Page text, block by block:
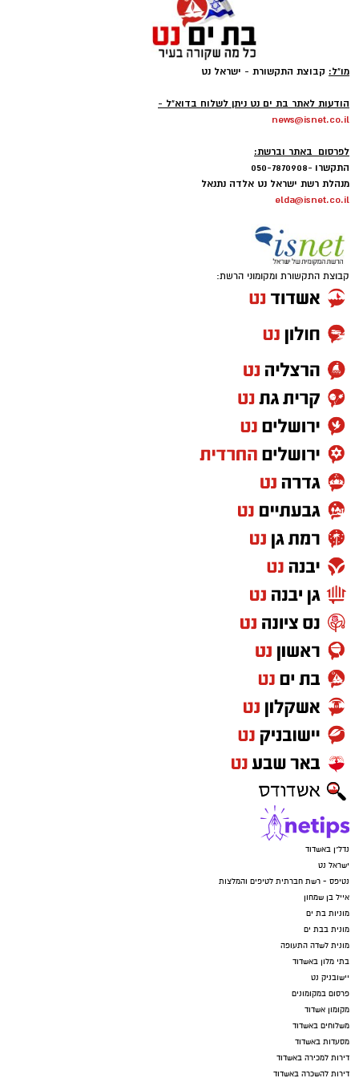
מו"ל: קבוצת התקשורת - ישראל נט
הודעות לאתר בת ים נט ניתן לשלוח בדוא"ל -
news@isnet.co.il
לפרסום באתר וברשת:
התקשרו -050-7870908
מנהלת רשת ישראל נט אלדה נתנאל
elda@isnet.co.il
קבוצת התקשורת ומקומוני הרשת:
נדל"ן באשדוד
ישראל נט
נטיפס - רשת חברתית לטיפים והמלצות
אייל בן שמחון
מוניות בת ים
מונית בבת ים
מונית לשדה התעופה
בתי מלון באשדוד
יישובניק נט
פרסום במקומונים
מקומון אשדוד
משלוחים באשדוד
מסעדות באשדוד
דירות למכירה באשדוד
דירות להשכרה באשדוד